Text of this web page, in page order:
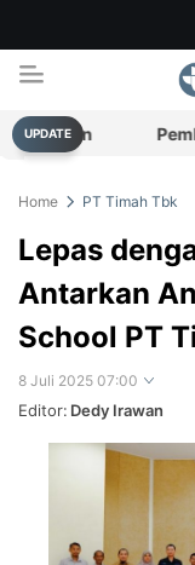
Timelines.id
Media Literasi,
UPDATE Pemkot
Home PT Timah Tbk
Lepas
Antarkan
School PT
8 Juli 2025 07:00
Editor: Dedy Irawan